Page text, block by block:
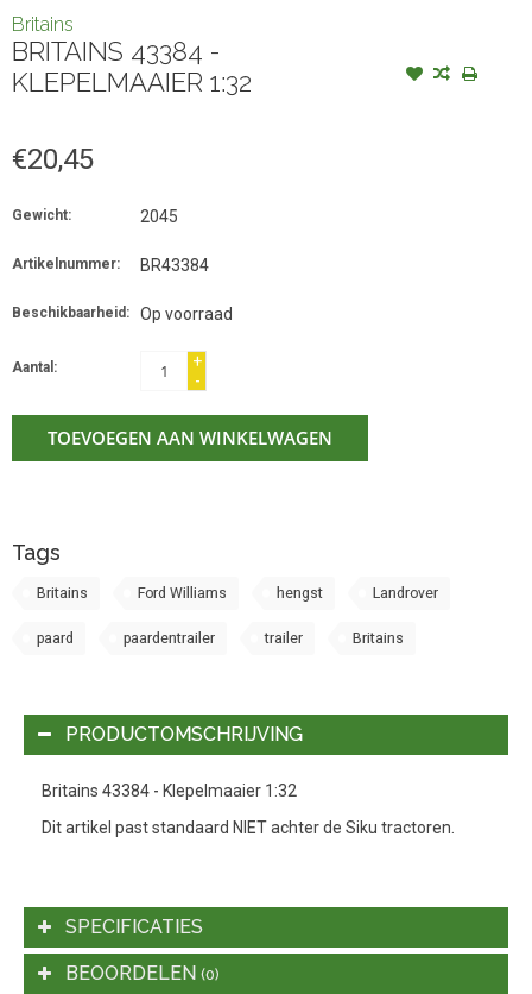
Britains
BRITAINS 43384 -
KLEPELMAAIER 1:32
€20,45
Gewicht: 2045
Artikelnummer: BR43384
Beschikbaarheid: Op voorraad
Aantal:
+
-
TOEVOEGEN AAN WINKELWAGEN
Tags
Britains Ford Williams hengst Landrover
paard paardentrailer trailer Britains
PRODUCTOMSCHRIJVING
Britains 43384 - Klepelmaaier 1:32
Dit artikel past standaard NIET achter de Siku tractoren.
SPECIFICATIES
BEOORDELEN (0)